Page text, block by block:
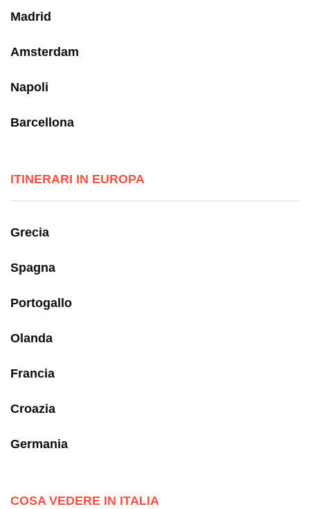
Madrid
Amsterdam
Napoli
Barcellona
ITINERARI IN EUROPA
Grecia
Spagna
Portogallo
Olanda
Francia
Croazia
Germania
COSA VEDERE IN ITALIA